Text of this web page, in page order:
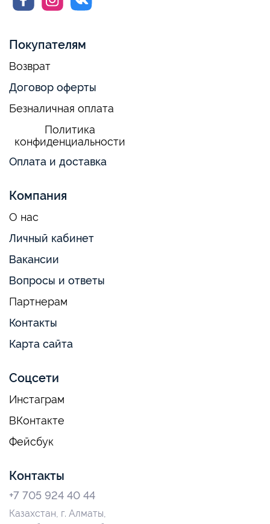
Покупателям
Возврат
Договор оферты
Безналичная оплата
Политика
конфиденциальности
Оплата и доставка
Компания
О нас
Личный кабинет
Вакансии
Вопросы и ответы
Партнерам
Контакты
Карта сайта
Соцсети
Инстаграм
ВКонтакте
Фейсбук
Контакты
+7 705 924 40 44
Казахстан, г. Алматы,